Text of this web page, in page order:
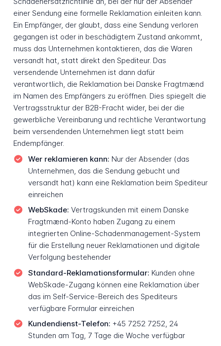
einer Sendung eine formelle Reklamation einleiten kann.
Ein Empfänger, der glaubt, dass eine Sendung verloren
gegangen ist oder in beschädigtem Zustand ankommt,
muss das Unternehmen kontaktieren, das die Waren
versandt hat, statt direkt den Spediteur. Das
versendende Unternehmen ist dann dafür
verantwortlich, die Reklamation bei Danske Fragtmænd
im Namen des Empfängers zu eröffnen. Dies spiegelt die
Vertragsstruktur der B2B-Fracht wider, bei der die
gewerbliche Vereinbarung und rechtliche Verantwortung
beim versendenden Unternehmen liegt statt beim
Endempfänger.
Wer reklamieren kann: Nur der Absender (das
Unternehmen, das die Sendung gebucht und
versandt hat) kann eine Reklamation beim Spediteur
einreichen
WebSkade: Vertragskunden mit einem Danske
Fragtmænd-Konto haben Zugang zu einem
integrierten Online-Schadenmanagement-System
für die Erstellung neuer Reklamationen und digitale
Verfolgung bestehender
Standard-Reklamationsformular: Kunden ohne
WebSkade-Zugang können eine Reklamation über
das im Self-Service-Bereich des Spediteurs
verfügbare Formular einreichen
Kundendienst-Telefon: +45 7252 7252, 24
Stunden am Tag, 7 Tage die Woche verfügbar